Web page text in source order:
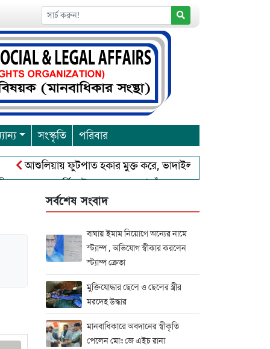
সংস্কৃতি পরিবার
ফুটপাত হকার মুক্ত করে, ভাদাইল প্রাইমারি ফ্রেন্ডস ক্লাব এর
পূর্নিমা উৎসব শুরু চাঁদপুরে বাংলাদেশ আহলে সুন্নাত
সর্বশেষ সংবাদ
বাঘায় ইমাম নিয়োগে অন্যের নামে
স্ট্যাম্প , অভিযোগ স্বীকার করলেন
স্ট্যাম্প ক্রেতা
মুক্তিযোদ্ধার ছেলে ও ছেলের স্ত্রীর
মরদেহ উদ্ধার
মানবাধিকারে অবদানের স্বীকৃতি
পেলেন মোঃ জে এইচ রানা